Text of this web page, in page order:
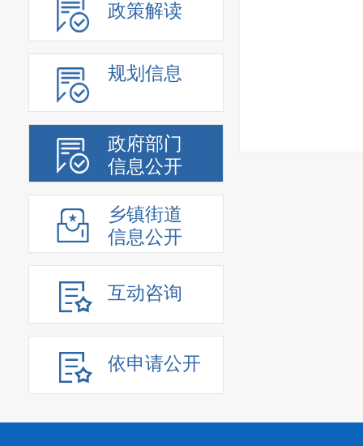
政策解读
规划信息
政府部门
信息公开
乡镇街道
信息公开
互动咨询
依申请公开